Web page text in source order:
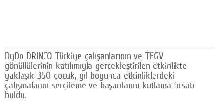
Künye
SOSYAL MEDYA
Facebook
DyDo DRINCO Türkiye çalışanlarının ve TEGV
gönüllülerinin katılımıyla gerçekleştirilen etkinlikte
yaklaşık 350 çocuk, yıl boyunca etkinliklerdeki
çalışmalarını sergileme ve başarılarını kutlama fırsatı
buldu.